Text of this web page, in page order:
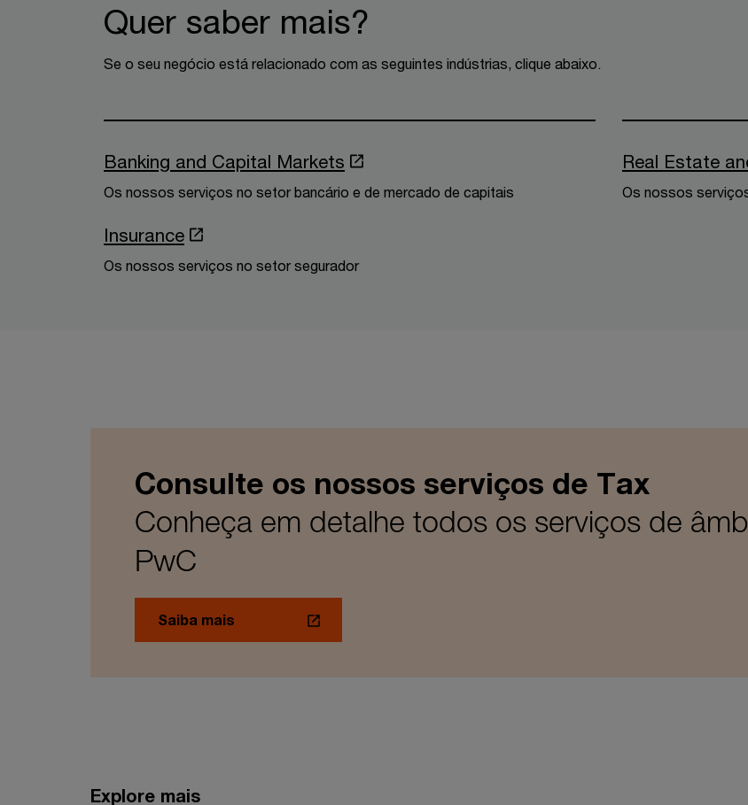
Quer saber mais?
Se o seu negócio está relacionado com as seguintes indústrias, clique abaixo.
Banking and Capital Markets
Os nossos serviços no setor bancário e de mercado de capitais
Insurance
Os nossos serviços no setor segurador
Real Estate
Os nossos
Consulte os nossos serviços de Tax
Conheça em detalhe todos os serviços de
PwC
Saiba mais
Explore mais